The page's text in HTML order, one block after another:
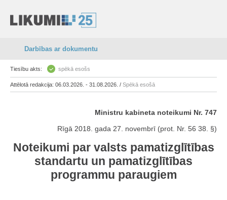
Darbības ar dokumentu
Tiesību akts: spēkā esošs
Attēlotā redakcija: 06.03.2026. - 31.08.2026. / Spēkā esošā
Ministru kabineta noteikumi Nr. 747
Rīgā 2018. gada 27. novembrī (prot. Nr. 56 38. §)
Noteikumi par valsts pamatizglītības
standartu un pamatizglītības
programmu paraugiem